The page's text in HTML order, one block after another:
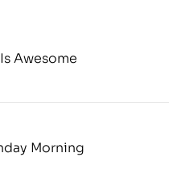
Awesome
Morning